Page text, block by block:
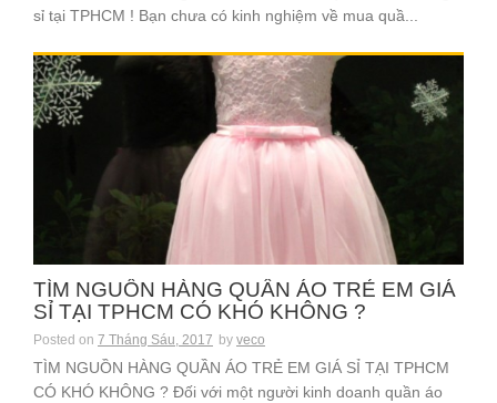
sỉ tại TPHCM ! Bạn chưa có kinh nghiệm về mua quầ...
TÌM NGUỒN HÀNG QUẦN ÁO TRẺ EM GIÁ
SỈ TẠI TPHCM CÓ KHÓ KHÔNG ?
Posted on 7 Tháng Sáu, 2017 by veco
TÌM NGUỒN HÀNG QUẦN ÁO TRẺ EM GIÁ SỈ TẠI TPHCM
CÓ KHÓ KHÔNG ? Đối với một người kinh doanh quần áo